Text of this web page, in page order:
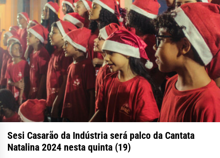
Sesi Casarão da Indústria será palco da Cantata
Natalina 2024 nesta quinta (19)